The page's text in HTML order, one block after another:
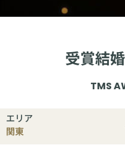
受賞結
TMS
エリア